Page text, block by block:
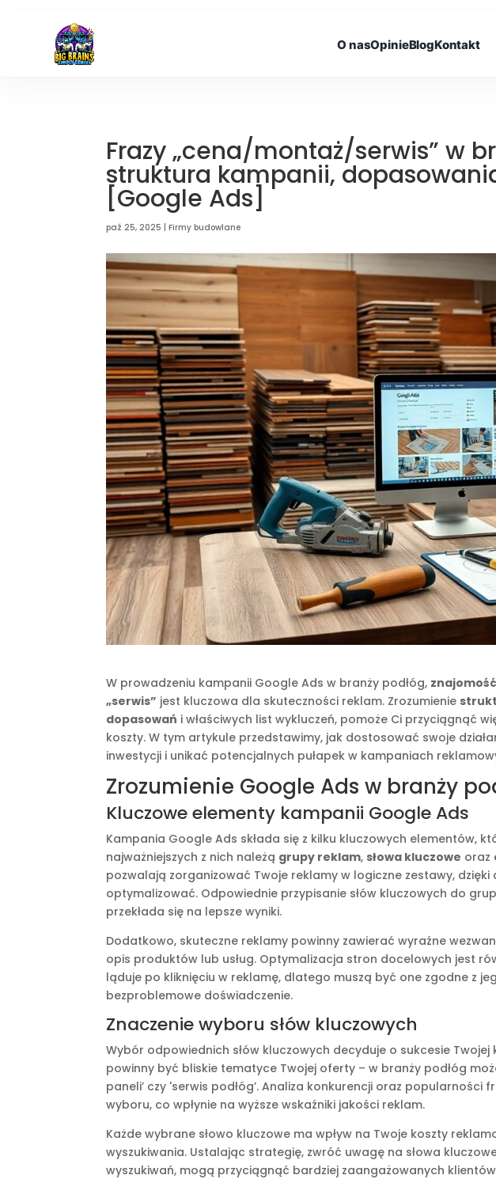
O nasOpinieBlogKontakt
Frazy „cena/montaż/serwis” w
struktura kampanii,
[Google Ads]
paź 25, 2025 |Firmy budowlane
W prowadzeniu kampanii Google Ads w branży podłóg,
„serwis” jest kluczowa dla skuteczności reklam. Zrozumienie
dopasowań i właściwych list wykluczeń, pomoże Ci przyciągnąć
koszty. W tym artykule przedstawimy, jak dostosować swoje
inwestycji i unikać potencjalnych pułapek w kampaniach
Zrozumienie Google Ads w branży
Kluczowe elementy kampanii Google Ads
Kampania Google Ads składa się z kilku kluczowych elementów,
najważniejszych z nich należą grupy reklam, słowa kluczowe oraz
pozwalają zorganizować Twoje reklamy w logiczne zestawy, dzięki
optymalizować. Odpowiednie przypisanie słów kluczowych do
przekłada się na lepsze wyniki.
Dodatkowo, skuteczne reklamy powinny zawierać wyraźne
opis produktów lub usług. Optymalizacja stron docelowych jest
ląduje po kliknięciu w reklamę, dlatego muszą być one zgodne z
bezproblemowe doświadczenie.
Znaczenie wyboru słów kluczowych
Wybór odpowiednich słów kluczowych decyduje o sukcesie Twojej
powinny być bliskie tematyce Twojej oferty – w branży podłóg
paneli’ czy 'serwis podłóg’. Analiza konkurencji oraz popularności
wyboru, co wpłynie na wyższe wskaźniki jakości reklam.
Każde wybrane słowo kluczowe ma wpływ na Twoje koszty
wyszukiwania. Ustalając strategię, zwróć uwagę na słowa
wyszukiwań, mogą przyciągnąć bardziej zaangażowanych